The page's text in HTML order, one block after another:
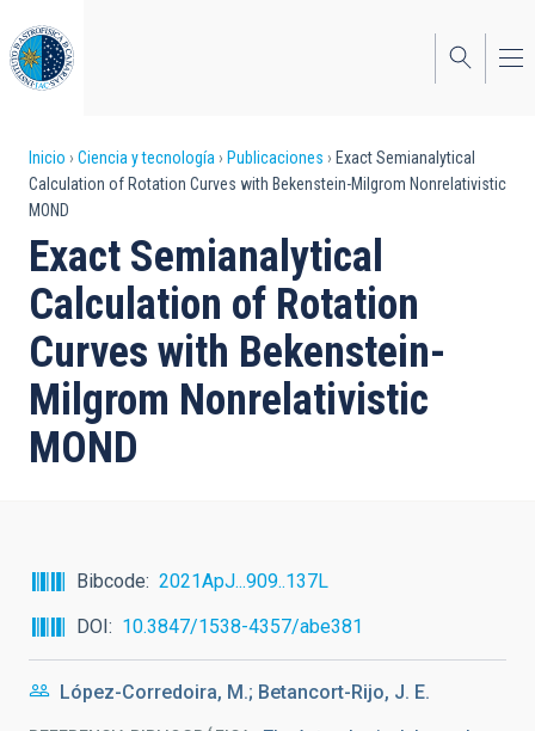
al
contenido
principal
Sobrescribir
enlaces
de
ayuda
a
la
navegación
Inicio Ciencia y tecnología Publicaciones
Exact Semianalytical
Calculation of Rotation Curves with Bekenstein-Milgrom Nonrelativistic
MOND
Exact Semianalytical
Calculation of Rotation
Curves with Bekenstein-
Milgrom Nonrelativistic
MOND
Bibcode
2021ApJ...909..137L
DOI
10.3847/1538-4357/abe381
López-Corredoira, M.; Betancort-Rijo, J. E.